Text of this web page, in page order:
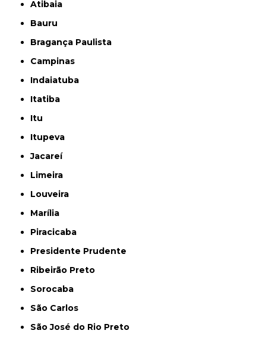
Atibaia
Bauru
Bragança Paulista
Campinas
Indaiatuba
Itatiba
Itu
Itupeva
Jacareí
Limeira
Louveira
Marília
Piracicaba
Presidente Prudente
Ribeirão Preto
Sorocaba
São Carlos
São José do Rio Preto